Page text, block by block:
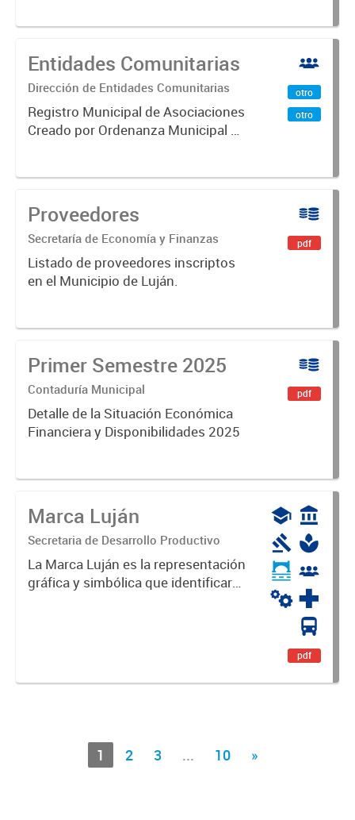
Entidades Comunitarias
Dirección de Entidades Comunitarias
Registro Municipal de Asociaciones
Creado por Ordenanza Municipal N°
otro
otro
Proveedores
Secretaría de Economía y Finanzas
Listado de proveedores inscriptos
en el Municipio de Luján.
pdf
Primer Semestre 2025
Contaduría Municipal
Detalle de la Situación Económica
Financiera y Disponibilidades 2025
pdf
Marca Luján
Secretaria de Desarrollo Productivo
La Marca Luján es la representación
gráfica y simbólica que identificará
pdf
1 2 3 ... 10 »